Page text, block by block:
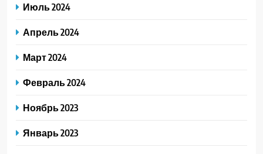
Июль 2024
Апрель 2024
Март 2024
Февраль 2024
Ноябрь 2023
Январь 2023